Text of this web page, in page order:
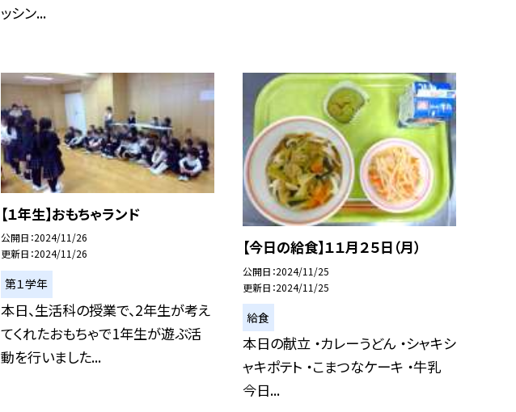
ッシン...
【１年生】おもちゃランド
公開日 2024/11/26
更新日 2024/11/26
第１学年
本日、生活科の授業で、2年生が考え
てくれたおもちゃで1年生が遊ぶ活
動を行いました...
【今日の給食】１１月２５日（月）
公開日 2024/11/25
更新日 2024/11/25
給食
本日の献立 ・カレーうどん ・シャキシ
ャキポテト ・こまつなケーキ ・牛乳
今日...